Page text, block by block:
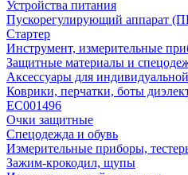
Устройства питания
Пускорегулирующий аппарат
Стартер
Инструмент, измерительные
Защитные материалы и
Аксессуары для
Коврики, перчатки, боты
EC001496
Очки защитные
Спецодежда и обувь
Измерительные приборы,
Зажим-крокодил, щупы